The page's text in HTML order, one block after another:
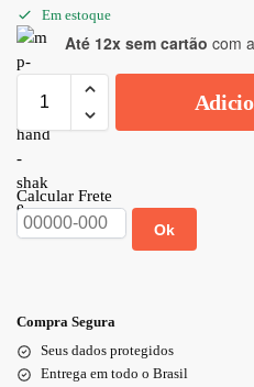
Em estoque
Até 12x sem cartão com
Calcular Frete
Ok
Compra Segura
Seus dados protegidos
Entrega em todo o Brasil